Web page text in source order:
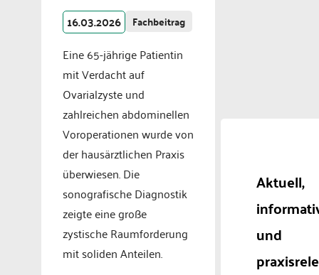
16.03.2026 Fachbeitrag
Eine 65-jährige Patientin
mit Verdacht auf
Ovarialzyste und
zahlreichen abdominellen
Voroperationen wurde von
der hausärztlichen Praxis
überwiesen. Die
sonografische Diagnostik
zeigte eine große
zystische Raumforderung
mit soliden Anteilen.
Aktuell,
und